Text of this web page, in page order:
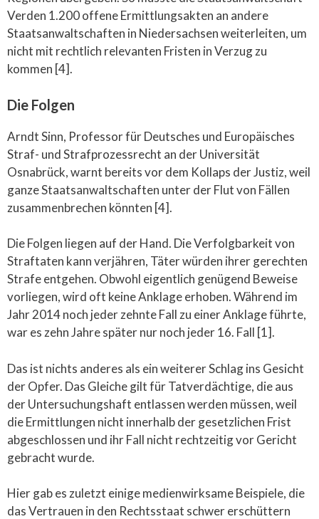
Verden 1.200 offene Ermittlungsakten an andere
Staatsanwaltschaften in Niedersachsen weiterleiten, um
nicht mit rechtlich relevanten Fristen in Verzug zu
kommen [4].
Die Folgen
Arndt Sinn, Professor für Deutsches und Europäisches
Straf- und Strafprozessrecht an der Universität
Osnabrück, warnt bereits vor dem Kollaps der Justiz, weil
ganze Staatsanwaltschaften unter der Flut von Fällen
zusammenbrechen könnten [4].
Die Folgen liegen auf der Hand. Die Verfolgbarkeit von
Straftaten kann verjähren, Täter würden ihrer gerechten
Strafe entgehen. Obwohl eigentlich genügend Beweise
vorliegen, wird oft keine Anklage erhoben. Während im
Jahr 2014 noch jeder zehnte Fall zu einer Anklage führte,
war es zehn Jahre später nur noch jeder 16. Fall [1].
Das ist nichts anderes als ein weiterer Schlag ins Gesicht
der Opfer. Das Gleiche gilt für Tatverdächtige, die aus
der Untersuchungshaft entlassen werden müssen, weil
die Ermittlungen nicht innerhalb der gesetzlichen Frist
abgeschlossen und ihr Fall nicht rechtzeitig vor Gericht
gebracht wurde.
Hier gab es zuletzt einige medienwirksame Beispiele, die
das Vertrauen in den Rechtsstaat schwer erschüttern